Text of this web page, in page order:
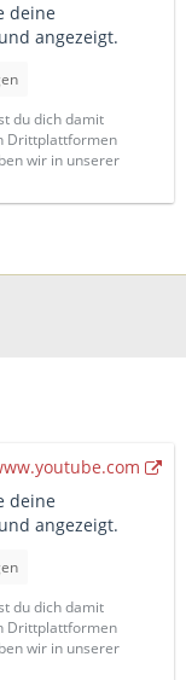
deine
angezeigt.
du dich damit
Drittplattformen
wir in unserer
deine
angezeigt.
du dich damit
Drittplattformen
wir in unserer